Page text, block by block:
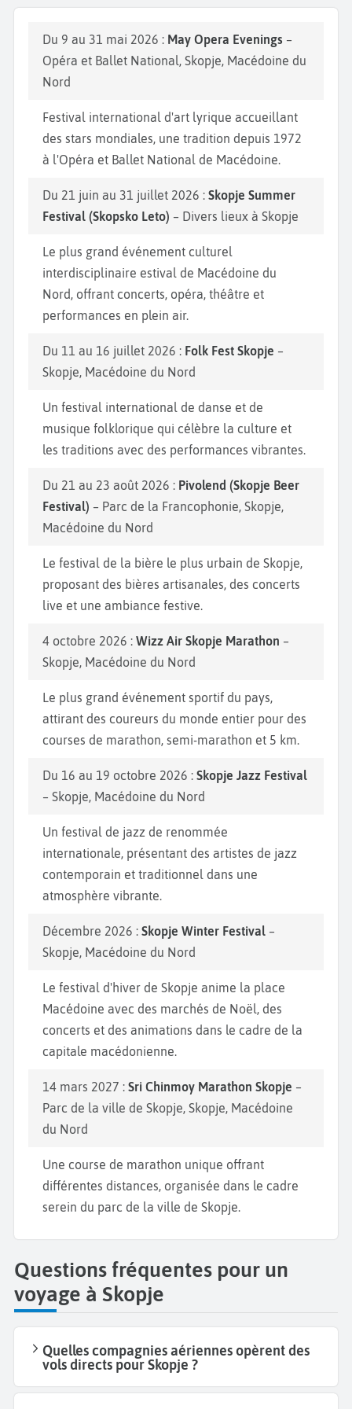
Du 9 au 31 mai 2026 : May Opera Evenings –
Opéra et Ballet National, Skopje, Macédoine du
Nord
Festival international d'art lyrique accueillant
des stars mondiales, une tradition depuis 1972
à l'Opéra et Ballet National de Macédoine.
Du 21 juin au 31 juillet 2026 : Skopje Summer
Festival (Skopsko Leto) – Divers lieux à Skopje
Le plus grand événement culturel
interdisciplinaire estival de Macédoine du
Nord, offrant concerts, opéra, théâtre et
performances en plein air.
Du 11 au 16 juillet 2026 : Folk Fest Skopje –
Skopje, Macédoine du Nord
Un festival international de danse et de
musique folklorique qui célèbre la culture et
les traditions avec des performances vibrantes.
Du 21 au 23 août 2026 : Pivolend (Skopje Beer
Festival) – Parc de la Francophonie, Skopje,
Macédoine du Nord
Le festival de la bière le plus urbain de Skopje,
proposant des bières artisanales, des concerts
live et une ambiance festive.
4 octobre 2026 : Wizz Air Skopje Marathon –
Skopje, Macédoine du Nord
Le plus grand événement sportif du pays,
attirant des coureurs du monde entier pour des
courses de marathon, semi-marathon et 5 km.
Du 16 au 19 octobre 2026 : Skopje Jazz Festival
– Skopje, Macédoine du Nord
Un festival de jazz de renommée
internationale, présentant des artistes de jazz
contemporain et traditionnel dans une
atmosphère vibrante.
Décembre 2026 : Skopje Winter Festival –
Skopje, Macédoine du Nord
Le festival d'hiver de Skopje anime la place
Macédoine avec des marchés de Noël, des
concerts et des animations dans le cadre de la
capitale macédonienne.
14 mars 2027 : Sri Chinmoy Marathon Skopje –
Parc de la ville de Skopje, Skopje, Macédoine
du Nord
Une course de marathon unique offrant
différentes distances, organisée dans le cadre
serein du parc de la ville de Skopje.
Questions fréquentes pour un
voyage à Skopje
Quelles compagnies aériennes opèrent des
vols directs pour Skopje ?